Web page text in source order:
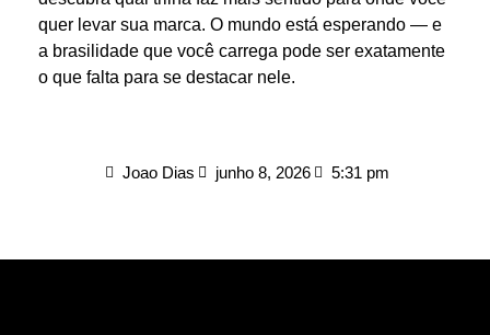
quer levar sua marca. O mundo está esperando — e
a brasilidade que você carrega pode ser exatamente
o que falta para se destacar nele.
Joao Dias junho 8, 2026 5:31 pm